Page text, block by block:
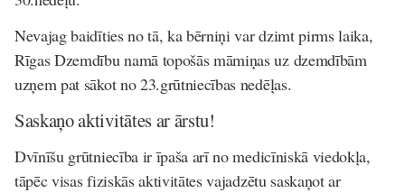
Nevajag baidīties no tā, ka bērniņi var dzimt pirms laika,
Rīgas Dzemdību namā topošās māmiņas uz dzemdībām
uzņem pat sākot no 23.grūtniecības nedēļas.
Saskaņo aktivitātes ar ārstu!
Dvīnīšu grūtniecība ir īpaša arī no medicīniskā viedokļa,
tāpēc visas fiziskās aktivitātes vajadzētu saskaņot ar